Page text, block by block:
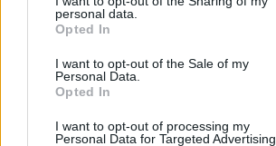
personal data.
Opted In
I want to opt-out of the Sale of my
Personal Data.
Opted In
I want to opt-out of processing my
Personal Data for Targeted Advertising.